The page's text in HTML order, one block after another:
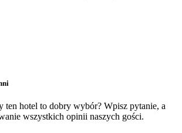
ten hotel to dobry wybór? Wpisz pytanie, a
wszystkich opinii naszych gości.